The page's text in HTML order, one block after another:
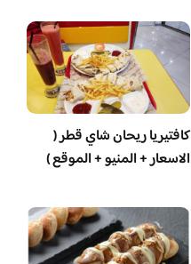
كافتيريا ريحان شاي قطر (
الاسعار + المنيو + الموقع )